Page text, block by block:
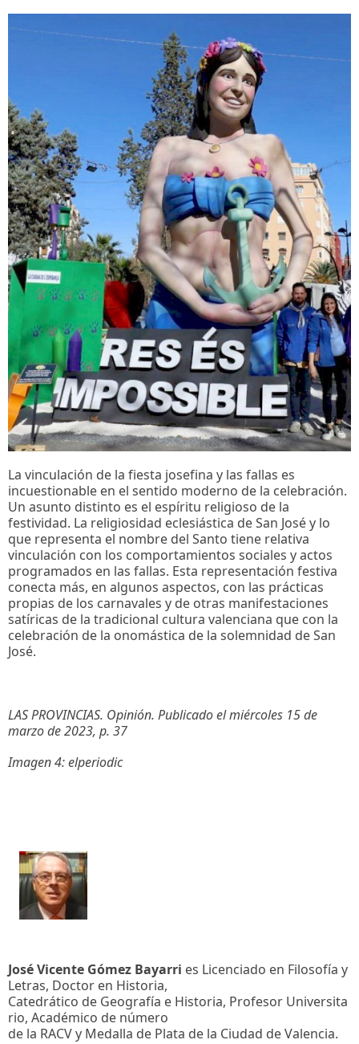
La vinculación de la fiesta josefina y las fallas es
incuestionable en el sentido moderno de la celebración.
Un asunto distinto es el espíritu religioso de la
festividad. La religiosidad eclesiástica de San José y lo
que representa el nombre del Santo tiene relativa
vinculación con los comportamientos sociales y actos
programados en las fallas. Esta representación festiva
conecta más, en algunos aspectos, con las prácticas
propias de los carnavales y de otras manifestaciones
satíricas de la tradicional cultura valenciana que con la
celebración de la onomástica de la solemnidad de San
José.
LAS PROVINCIAS. Opinión. Publicado el miércoles 15 de
marzo de 2023, p. 37
Imagen 4: elperiodic
José Vicente Gómez Bayarri es Licenciado en Filosofía y
Letras, Doctor en Historia,
Catedrático de Geografía e Historia, Profesor Universita
rio, Académico de número
de la RACV y Medalla de Plata de la Ciudad de Valencia.